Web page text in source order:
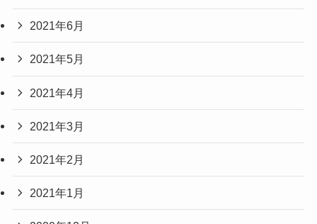
2021年6月
2021年5月
2021年4月
2021年3月
2021年2月
2021年1月